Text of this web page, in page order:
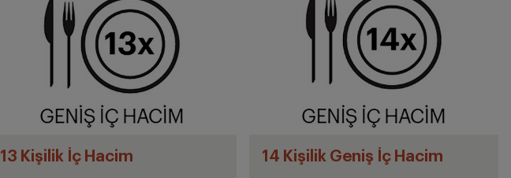
13 Kişilik İç Hacim 14 Kişilik Geniş İç Hacim